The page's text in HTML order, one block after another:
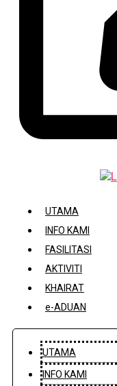
UTAMA
INFO KAMI
FASILITASI
AKTIVITI
KHAIRAT
e-ADUAN
UTAMA
INFO KAMI